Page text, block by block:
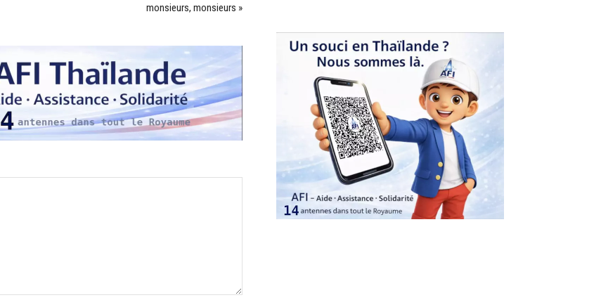
monsieurs, monsieurs »